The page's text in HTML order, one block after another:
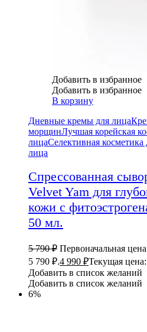
Добавить в избранное
Добавить в избранное
В корзину
Дневные кремы для лица
морщинЛучшая корейская
лицаСелективная косметика
лица
Спрессованная
Velvet Yam для
кожи с
50 мл.
5 790₽ Первоначальная цена
5 790 ₽.4 990 ₽Текущая
Добавить в список желаний
Добавить в список желаний
6%